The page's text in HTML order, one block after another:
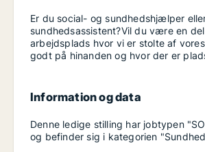
Er du social- og sundhedshjælper
sundhedsassistent?Vil du være en
arbejdsplads hvor vi er stolte af
godt på hinanden og hvor der er
Information og data
Denne ledige stilling har jobtypen
og befinder sig i kategorien